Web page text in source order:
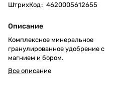
ШтрихКод: 4620005612655
Описание
Комплексное минеральное
гранулированное удобрение с
магнием и бором.
Все описание